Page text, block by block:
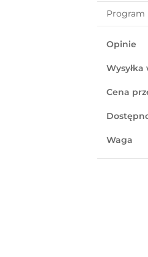
Program
Opinie
Cena
Waga